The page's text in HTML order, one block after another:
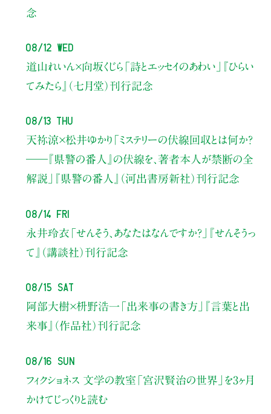
念
08/12 Wed
道山れいん×向坂くじら 「詩とエッセイのあわい」
『ひらい
てみたら』（七月堂）刊行記念
08/13 Thu
天祢涼×松井ゆかり 「ミステリーの伏線回収とは何か？
――『県警の番人』の伏線を、著者本人が禁断の全
解説」
『県警の番人』（河出書房新社）刊行記念
08/14 Fri
永井玲衣 「せんそう、あなたはなんですか？」
『せんそうっ
て』（講談社）刊行記念
08/15 Sat
阿部大樹×枡野浩一 「出来事の書き方」
『言葉と出
来事』（作品社）刊行記念
08/16 Sun
フィクショネス 文学の教室 「宮沢賢治の世界」を3ヶ月
かけてじっくりと読む